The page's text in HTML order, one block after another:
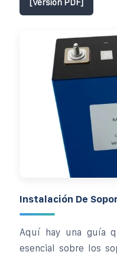
Instalación De
Aquí hay una guía
esencial sobre los